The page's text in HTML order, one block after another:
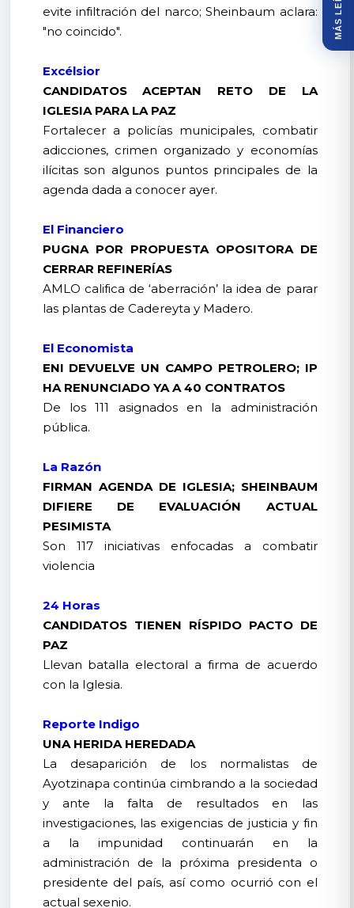
evite infiltración del narco; Sheinbaum aclara:
"no coincido".
Excélsior
CANDIDATOS ACEPTAN RETO DE LA
IGLESIA PARA LA PAZ
Fortalecer a policías municipales, combatir
adicciones, crimen organizado y economías
ilícitas son algunos puntos principales de la
agenda dada a conocer ayer.
El Financiero
PUGNA POR PROPUESTA OPOSITORA DE
CERRAR REFINERÍAS
AMLO califica de ‘aberración’ la idea de parar
las plantas de Cadereyta y Madero.
El Economista
ENI DEVUELVE UN CAMPO PETROLERO; IP
HA RENUNCIADO YA A 40 CONTRATOS
De los 111 asignados en la administración
pública.
La Razón
FIRMAN AGENDA DE IGLESIA; SHEINBAUM
DIFIERE DE EVALUACIÓN ACTUAL
PESIMISTA
Son 117 iniciativas enfocadas a combatir
violencia
24 Horas
CANDIDATOS TIENEN RÍSPIDO PACTO DE
PAZ
Llevan batalla electoral a firma de acuerdo
con la Iglesia.
Reporte Indigo
UNA HERIDA HEREDADA
La desaparición de los normalistas de
Ayotzinapa continúa cimbrando a la sociedad
y ante la falta de resultados en las
investigaciones, las exigencias de justicia y fin
a la impunidad continuarán en la
administración de la próxima presidenta o
presidente del país, así como ocurrió con el
actual sexenio.